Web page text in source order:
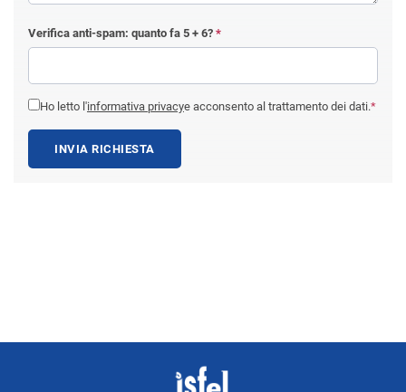
Verifica anti-spam: quanto fa 5 + 6? *
Ho letto l'informativa privacye acconsento al trattamento dei dati.*
INVIA RICHIESTA